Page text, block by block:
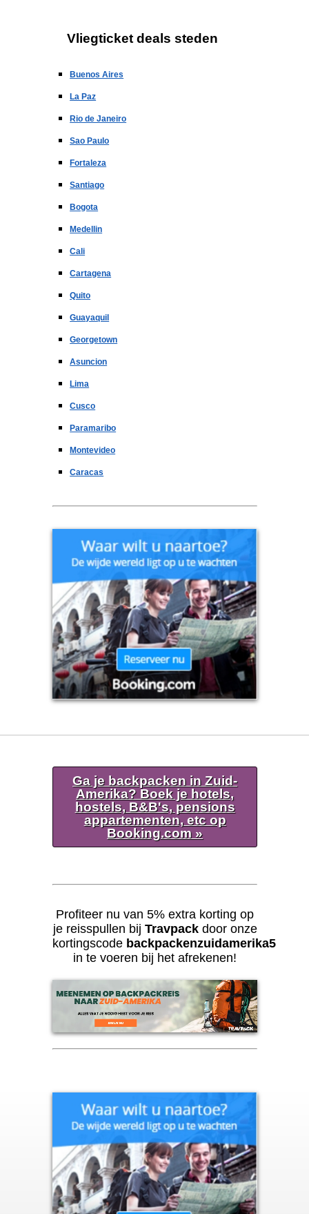
Vliegticket deals steden
Buenos Aires
La Paz
Rio de Janeiro
Sao Paulo
Fortaleza
Santiago
Bogota
Medellin
Cali
Cartagena
Quito
Guayaquil
Georgetown
Asuncion
Lima
Cusco
Paramaribo
Montevideo
Caracas
Ga je backpacken in Zuid-
Amerika? Boek je hotels,
hostels, B&B's, pensions
appartementen, etc op
Booking.com »
Profiteer nu van 5% extra korting op
je reisspullen bij Travpackdoor onze
kortingscode backpackenzuidamerika5
in te voeren bij het afrekenen!